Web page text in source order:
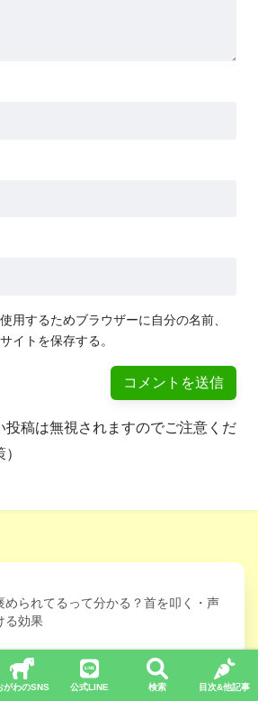
用するためブラウザーに自分の名前、
イトを保存する。
投稿は無視されますのでご注意くだ
められてるって分かる？首を叩く・声
る効果
次の記事
がわのSNS 公式LINE 検索 目次&他記事